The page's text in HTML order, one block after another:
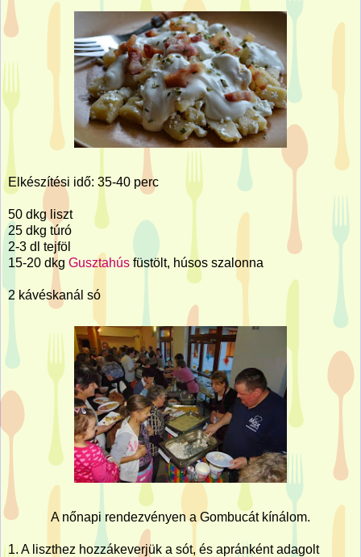
Elkészítési idő: 35-40 perc
50 dkg liszt
25 dkg túró
2-3 dl tejföl
15-20 dkg Gusztahús füstölt, húsos szalonna
2 kávéskanál só
A nőnapi rendezvényen a Gombucát kínálom.
1. A liszthez hozzákeverjük a sót, és apránként adagolt